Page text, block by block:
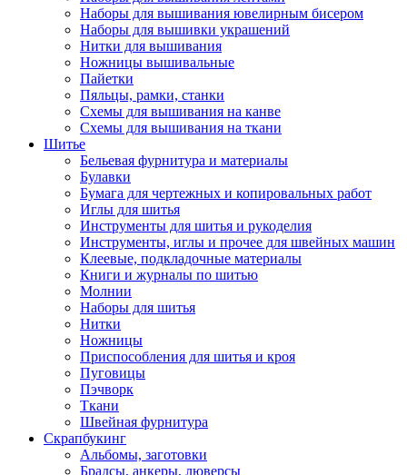
Наборы для вышивания ювелирным бисером
Наборы для вышивки украшений
Нитки для вышивания
Ножницы вышивальные
Пайетки
Пяльцы, рамки, станки
Схемы для вышивания на канве
Схемы для вышивания на ткани
Шитье
Бельевая фурнитура и материалы
Булавки
Бумага для чертежных и копировальных работ
Иглы для шитья
Инструменты для шитья и рукоделия
Инструменты, иглы и прочее для швейных машин
Клеевые, подкладочные материалы
Книги и журналы по шитью
Молнии
Наборы для шитья
Нитки
Ножницы
Приспособления для шитья и кроя
Пуговицы
Пэчворк
Ткани
Швейная фурнитура
Скрапбукинг
Альбомы, заготовки
Брадсы, анкеры, люверсы